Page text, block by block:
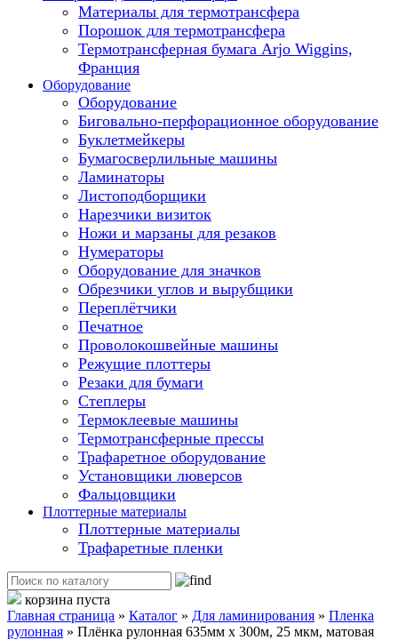
Материалы для термотрансфера
Порошок для термотрансфера
Термотрансферная бумага Arjo Wiggins,
Франция
Оборудование
Оборудование
Биговально-перфорационное оборудование
Буклетмейкеры
Бумагосверлильные машины
Ламинаторы
Листоподборщики
Нарезчики визиток
Ножи и марзаны для резаков
Нумераторы
Оборудование для значков
Обрезчики углов и вырубщики
Переплётчики
Печатное
Проволокошвейные машины
Режущие плоттеры
Резаки для бумаги
Степлеры
Термоклеевые машины
Термотрансферные прессы
Трафаретное оборудование
Установщики люверсов
Фальцовщики
Плоттерные материалы
Плоттерные материалы
Трафаретные пленки
корзина пуста
Главная страница » Каталог » Для ламинирования » Пленка
рулонная » Плёнка рулонная 635мм х 300м, 25 мкм, матовая